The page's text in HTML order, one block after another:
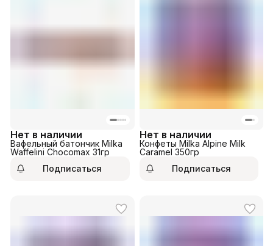
Нет в наличии
Вафельный батончик Milka
Waffelini Chocomax 31гр
Подписаться
Нет в наличии
Конфеты Milka Alpine Milk
Сaramel 350гр
Подписаться